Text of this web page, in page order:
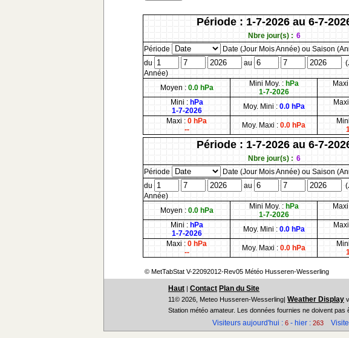
Période : 1-7-2026 au 6-7-
Nbre jour(s) : 6
Période
Date (Jour Mois Année) ou Saison
du
au
Année)
Moyen : 0.0 hPa Mini Moy. : hPa
1-7-2026
Mini : hPa
1-7-2026
Moy. Mini : 0.0 hPa
Maxi : 0 hPa
--
Moy. Maxi : 0.0 hPa
Période : 1-7-2026 au 6-7-
Nbre jour(s) : 6
Période
Date (Jour Mois Année) ou Saison
du
au
Année)
Moyen : 0.0 hPa Mini Moy. : hPa
1-7-2026
Mini : hPa
1-7-2026
Moy. Mini : 0.0 hPa
Maxi : 0 hPa
--
Moy. Maxi : 0.0 hPa
© MetTabStat V-22092012-Rev05 Météo Husseren-Wesserling
Haut | Contact Plan du Site
11© 2026, Meteo Husseren-Wesserling| Weather Display
Station météo amateur. Les données fournies ne doivent pas
Visiteurs aujourd'hui : 6 - hier : 263